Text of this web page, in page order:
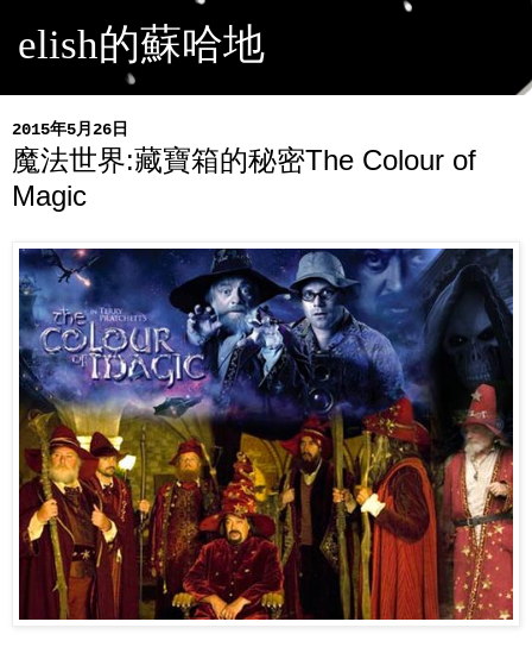
elish的蘇哈地
2015年5月26日
魔法世界:藏寶箱的秘密The Colour of
Magic